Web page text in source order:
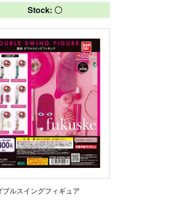
Stock: 〇
ブルスイングフィギュア